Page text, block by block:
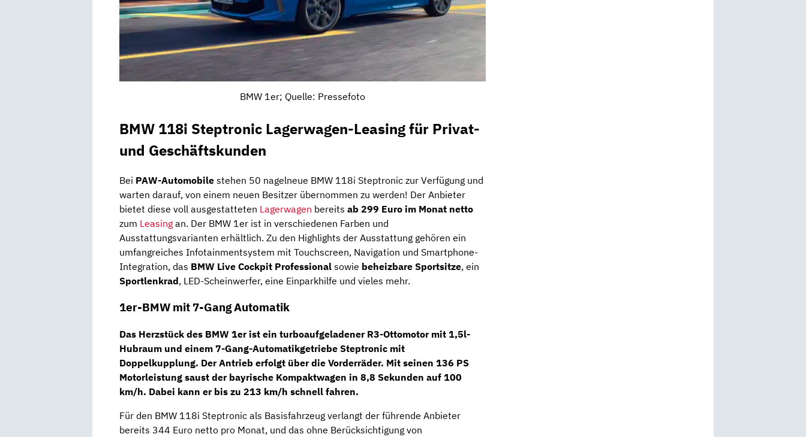
BMW 1er; Quelle: Pressefoto
BMW 118i Steptronic Lagerwagen-Leasing für Privat-
und Geschäftskunden
Bei PAW-Automobile stehen 50 nagelneue BMW 118i Steptronic zur Verfügung und
warten darauf, von einem neuen Besitzer übernommen zu werden! Der Anbieter
bietet diese voll ausgestatteten Lagerwagen bereits ab 299 Euro im Monat netto
zum Leasing an. Der BMW 1er ist in verschiedenen Farben und
Ausstattungsvarianten erhältlich. Zu den Highlights der Ausstattung gehören ein
umfangreiches Infotainmentsystem mit Touchscreen, Navigation und Smartphone-
Integration, das BMW Live Cockpit Professional sowie beheizbare Sportsitze, ein
Sportlenkrad, LED-Scheinwerfer, eine Einparkhilfe und vieles mehr.
1er-BMW mit 7-Gang Automatik
Das Herzstück des BMW 1er ist ein turboaufgeladener R3-Ottomotormit 1,5l-
Hubraum und einem 7-Gang-Automatikgetriebe Steptronic mit
Doppelkupplung. Der Antrieb erfolgt über die Vorderräder. Mit seinen 136 PS
Motorleistung saust der bayrische Kompaktwagen in 8,8 Sekunden auf 100
km/h. Dabei kann er bis zu 213 km/h schnell fahren.
Für den BMW 118i Steptronic als Basisfahrzeug verlangt der führende Anbieter
bereits 344 Euro netto pro Monat, und das ohne Berücksichtigung von